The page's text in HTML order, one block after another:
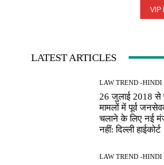
VIP
LATEST ARTICLES
LAW TREND -HINDI
26 जुलाई 2018 से
मामलों में पूर्व
चलाने के लिए नई
नहीं: दिल्ली हाईकोर्ट
LAW TREND -HINDI